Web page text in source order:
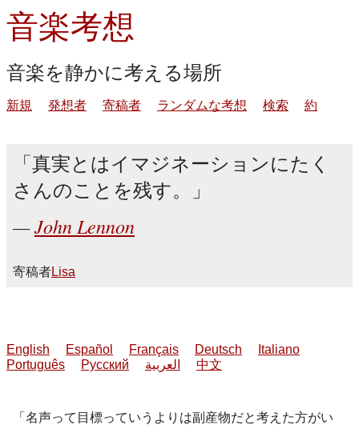
音楽考想
音楽を静かに考える場所
新規 発想者 寄稿者 ランダムな考想 検索 約
真実とはイマジネーションにたく
さんのことを残す。
John Lennon
寄稿者Lisa
English Español Français Deutsch
Italiano
Português
Русский العربية 中文
名声って目標っていうよりは副産物だと考えた方がい